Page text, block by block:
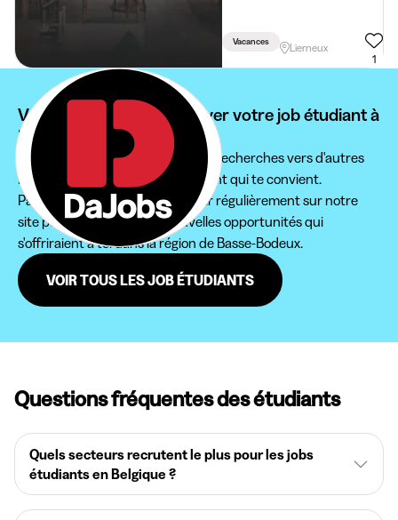
Vacances
Lierneux
1
Vous ne pouvez pas trouver votre job étudiant à
Basse-Bodeux ?
Nous te conseillons d'étendre tes recherches vers d'autres
régions pour trouver le job étudiant qui te convient.
Par ailleurs, n'hésite pas à revenir régulièrement sur notre
site pour ne pas rater de nouvelles opportunités qui
s'offriraient à toi dans la région de Basse-Bodeux.
VOIR TOUS LES JOB ÉTUDIANTS
Questions fréquentes des étudiants
Quels secteurs recrutent le plus pour les jobs
étudiants en Belgique ?